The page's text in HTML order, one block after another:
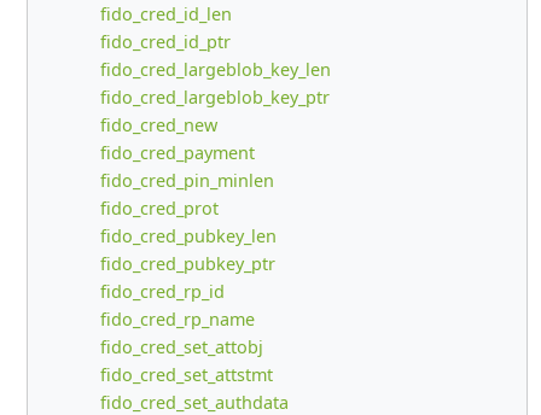
fido_cred_id_len
fido_cred_id_ptr
fido_cred_largeblob_key_len
fido_cred_largeblob_key_ptr
fido_cred_new
fido_cred_payment
fido_cred_pin_minlen
fido_cred_prot
fido_cred_pubkey_len
fido_cred_pubkey_ptr
fido_cred_rp_id
fido_cred_rp_name
fido_cred_set_attobj
fido_cred_set_attstmt
fido_cred_set_authdata